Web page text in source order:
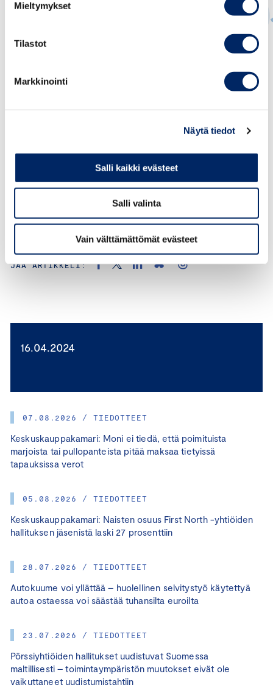
Mieltymykset
Tilastot
Markkinointi
Näytä tiedot
Salli kaikki evästeet
Salli valinta
Vain välttämättömät evästeet
16.04.2024
07.08.2026 / TIEDOTTEET
Keskuskauppakamari: Moni ei tiedä, että poimituista
marjoista tai pullopanteista pitää maksaa tietyissä
tapauksissa verot
05.08.2026 / TIEDOTTEET
Keskuskauppakamari: Naisten osuus First North -yhtiöiden
hallituksen jäsenistä laski 27 prosenttiin
28.07.2026 / TIEDOTTEET
Autokuume voi yllättää – huolellinen selvitystyö käytettyä
autoa ostaessa voi säästää tuhansilta euroilta
23.07.2026 / TIEDOTTEET
Pörssiyhtiöiden hallitukset uudistuvat Suomessa
maltillisesti – toimintaympäristön muutokset eivät ole
vaikuttaneet uudistumistahtiin
Tomi Viitala
+358 45 7731 2025
VEROTUS, MUUT, TOMI VIITALA
JAA ARTIKKELI: